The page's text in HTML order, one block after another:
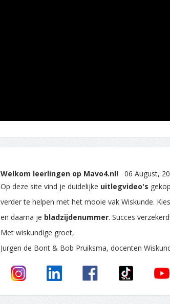
Welkom leerlingen op Mavo4.nl!
06 August,
Op deze site vind je duidelijke uitlegvideo's
verder te helpen met het mooie vak Wiskunde.
en daarna je bladzijdenummer. Succes verzekerd!
Met wiskundige groet,
Jurgen de Bont & Bob Pruiksma, docenten